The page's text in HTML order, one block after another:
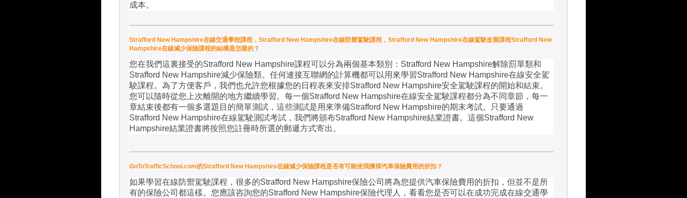
成本。
Strafford New Hampshire在線交通學校課程，Strafford New Hampshire在線防禦駕駛課程，Strafford New Hampshire在線駕駛改善課程Strafford New
Hampshire在線減少保險課程的結構是怎樣的？
您在我們這裏接受的Strafford New Hampshire課程可以分為兩個基本類別： Strafford New Hampshire解除罰單類和
Strafford New Hampshire減少保險類。任何連接互聯網的計算機都可以用來學習Strafford New Hampshire在線安全駕
駛課程。為了方便客戶，我們也允許您根據您的日程表來安排Strafford New Hampshire安全駕駛課程的開始和結束。
您可以隨時從您上次離開的地方繼續學習。每一個Strafford New Hampshire在線安全駕駛課程都分為不同章節，每一
章結束後都有一個多選題目的簡單測試，這些測試是用來準備Strafford New Hampshire的期末考試。只要通過
Strafford New Hampshire在線駕駛測試考試，我們將頒布Strafford New Hampshire結業證書。這個Strafford New
Hampshire結業證書將按照您註冊時所選的郵遞方式寄出。
GoToTrafficSchool.com的Strafford New Hampshire在線減少保險課程是否有可能使我獲得汽車保險費用的折扣？
如果學習在線防禦駕駛課程，很多的Strafford New Hampshire保險公司將為您提供汽車保險費用的折扣，但並不是所
有的保險公司都這樣。您應該咨詢您的Strafford New Hampshire保險代理人，看看您是否可以在成功完成在線交通學